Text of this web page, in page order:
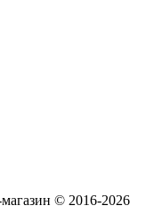
© 2016-2026